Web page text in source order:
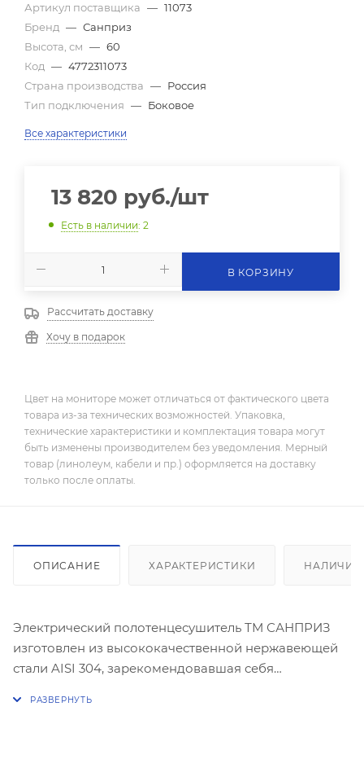
Артикул поставщика — 11073
Бренд — Санприз
Высота, см — 60
Код — 4772311073
Страна производства — Россия
Тип подключения — Боковое
Все характеристики
13 820 руб./шт
Есть в наличии: 2
В КОРЗИНУ
Рассчитать доставку
Хочу в подарок
Цвет на мониторе может отличаться от фактического цвета
товара из-за технических возможностей. Упаковка,
технические характеристики и комплектация товара могут
быть изменены производителем без уведомления. Мерный
товар (линолеум, кабели и пр.) оформляется на доставку
только после оплаты.
ОПИСАНИЕ ХАРАКТЕРИСТИКИ НАЛИЧИЕ
Электрический полотенцесушитель ТМ САНПРИЗ
изготовлен из высококачественной нержавеющей
стали AISI 304, зарекомендовавшая себя